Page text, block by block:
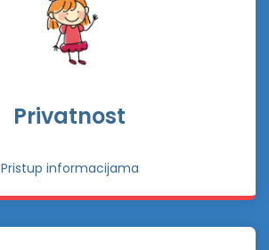
Privatnost
Pristup informacijama